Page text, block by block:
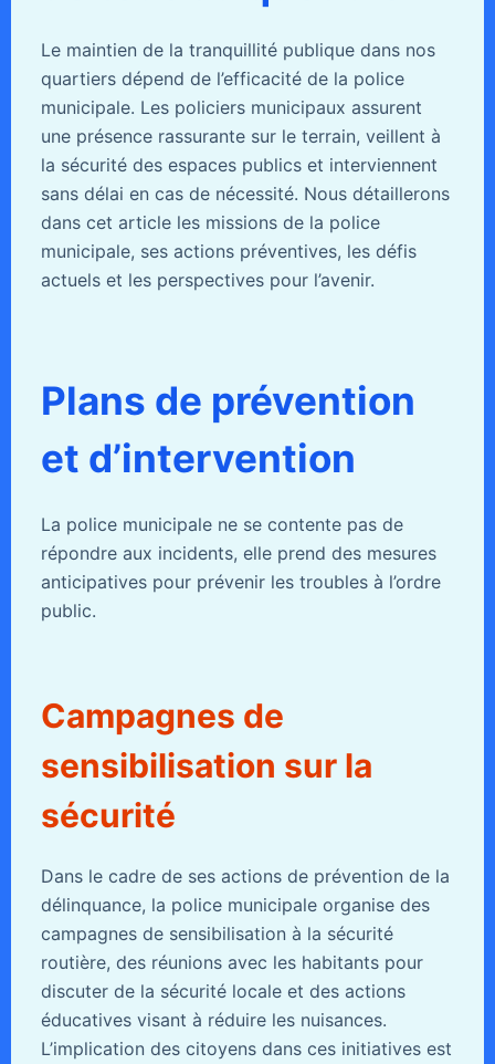
Le maintien de la tranquillité publique dans nos
quartiers dépend de l’efficacité de la police
municipale. Les policiers municipaux assurent
une présence rassurante sur le terrain, veillent à
la sécurité des espaces publics et interviennent
sans délai en cas de nécessité. Nous détaillerons
dans cet article les missions de la police
municipale, ses actions préventives, les défis
actuels et les perspectives pour l’avenir.
Plans de prévention
et d’intervention
La police municipale ne se contente pas de
répondre aux incidents, elle prend des mesures
anticipatives pour prévenir les troubles à l’ordre
public.
Campagnes de
sensibilisation sur la
sécurité
Dans le cadre de ses actions de prévention de la
délinquance, la police municipale organise des
campagnes de sensibilisation à la sécurité
routière, des réunions avec les habitants pour
discuter de la sécurité locale et des actions
éducatives visant à réduire les nuisances.
L’implication des citoyens dans ces initiatives est